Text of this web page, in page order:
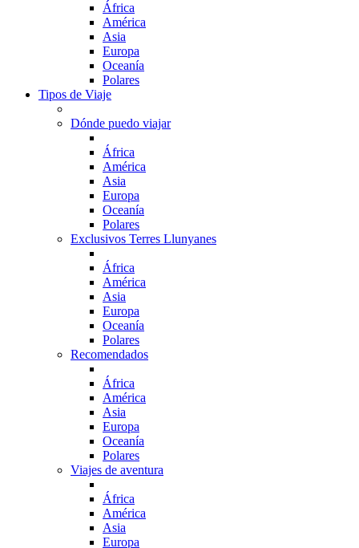
África
América
Asia
Europa
Oceanía
Polares
Tipos de Viaje
Dónde puedo viajar
África
América
Asia
Europa
Oceanía
Polares
Exclusivos Terres Llunyanes
África
América
Asia
Europa
Oceanía
Polares
Recomendados
África
América
Asia
Europa
Oceanía
Polares
Viajes de aventura
África
América
Asia
Europa